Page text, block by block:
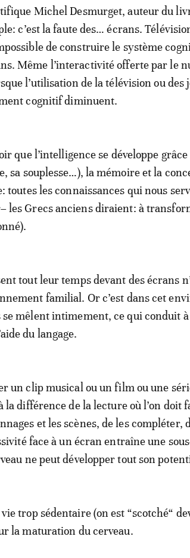
Michel Desmurget, auteur du
c’est la faute des… écrans.
de construire le système
Même l’interactivité offerte par le
l’utilisation de la télévision ou des
cognitif diminuent.
que l’intelligence se développe
sa souplesse…), la mémoire et la
toutes les connaissances qui nous
les Grecs anciens diraient: à
tout leur temps devant des écrans
familial. Or c’est dans cet
se mêlent intimement, ce qui conduit
du langage.
un clip musical ou un film ou une
la différence de la lecture où l’on doit
et les scènes, de les compléter,
face à un écran entraîne une
ne peut développer tout son
trop sédentaire (on est “scotché“
la maturation du cerveau.